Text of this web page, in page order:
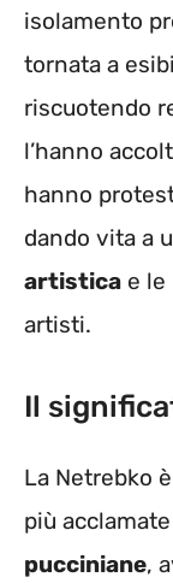
isolamento
tornata a
riscuotendo
l’hanno
hanno
dando vita a
artistica e le
artisti.
Il
La Netrebko
più
pucciniane,